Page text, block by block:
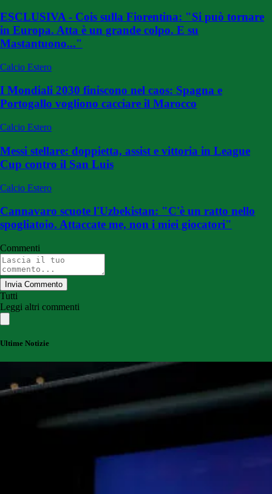
ESCLUSIVA - Cois sulla Fiorentina: "Si può tornare
in Europa. Atta è un grande colpo. E su
Mastantuono..."
Calcio Estero
I Mondiali 2030 finiscono nel caos: Spagna e
Portogallo vogliono cacciare il Marocco
Calcio Estero
Messi stellare: doppietta, assist e vittoria in League
Cup contro il San Luis
Calcio Estero
Cannavaro scuote l'Uzbekistan: "C'è un ratto nello
spogliatoio. Attaccate me, non i miei giocatori"
Commenti
Invia Commento
Tutti
Leggi altri commenti
Ultime Notizie